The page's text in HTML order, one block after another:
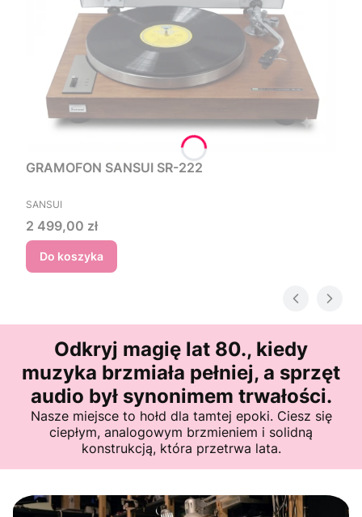
GRAMOFON SANSUI SR-222
PRODUCENT
SANSUI
Cena
2 499,00 zł
Do koszyka
Odkryj magię lat 80., kiedy
muzyka brzmiała pełniej, a sprzęt
audio był synonimem trwałości.
Nasze miejsce to hołd dla tamtej epoki. Ciesz się
ciepłym, analogowym brzmieniem i solidną
konstrukcją, która przetrwa lata.